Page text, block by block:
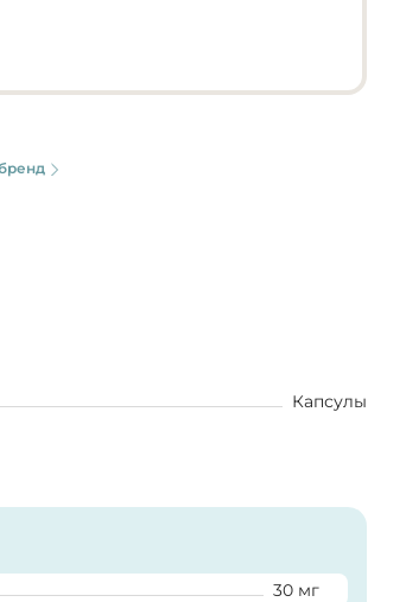
Капсулы
30 мг